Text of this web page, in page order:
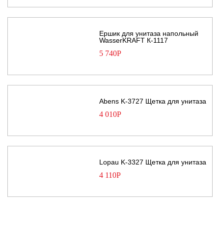
Ершик для унитаза напольный
WasserKRAFT К-1117
5 740Р
Abens K-3727 Щетка для унитаза
4 010Р
Lopau K-3327 Щетка для унитаза
4 110Р